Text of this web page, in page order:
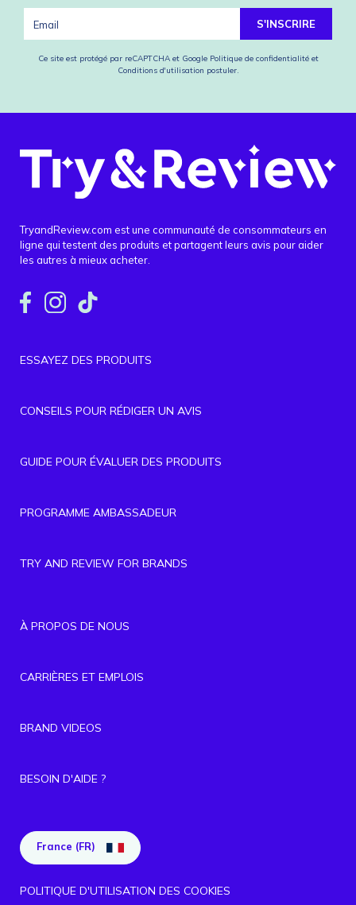
S'INSCRIRE
Ce site est protégé par reCAPTCHA et Google Politique de confidentialité et
Conditions d'utilisation postuler.
TryandReview.com est une communauté de consommateurs en
ligne qui testent des produits et partagent leurs avis pour aider
les autres à mieux acheter.
ESSAYEZ DES PRODUITS
CONSEILS POUR RÉDIGER UN AVIS
GUIDE POUR ÉVALUER DES PRODUITS
PROGRAMME AMBASSADEUR
TRY AND REVIEW FOR BRANDS
À PROPOS DE NOUS
CARRIÈRES ET EMPLOIS
BRAND VIDEOS
BESOIN D'AIDE ?
France (FR)
POLITIQUE D'UTILISATION DES COOKIES